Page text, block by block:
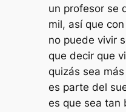
un profesor se
mil, así que
no puede vivir
que decir que
quizás sea
es parte del
es que sea tan